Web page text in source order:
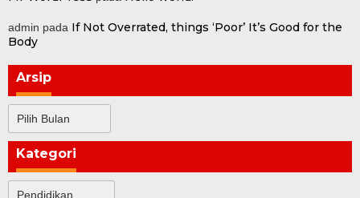
admin pada If Not Overrated, things ‘Poor’ It’s Good for the
Body
Arsip
Kategori